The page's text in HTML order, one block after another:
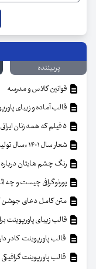
پربیننده
قوانین کلاس و مدرسه
قالب آماده و زیبای
شعار سال ۱۴۰۱ «سال تولید، دانش‌بنیان و اشتغال‌آفرین»
رنگ چشم هایتان
پورنوگرافی چیست و چه
متن کامل دعای جوشن
قالب زیبای پاورپوینت
قالب پاورپوینت کادر
قالب پاورپوینت گرافیکی